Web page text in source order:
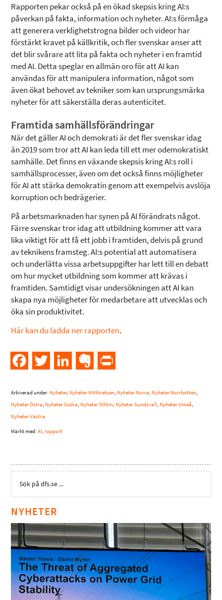
Rapporten pekar också på en ökad skepsis kring AI:s
påverkan på fakta, information och nyheter. AI:s förmåga
att generera verklighetstrogna bilder och videor har
förstärkt kravet på källkritik, och fler svenskar anser att
det blir svårare att lita på fakta och nyheter i en framtid
med AI. Detta speglar en allmän oro för att AI kan
användas för att manipulera information, något som
även ökat behovet av tekniker som kan ursprungsmärka
nyheter för att säkerställa deras autenticitet.
Framtida samhällsförändringar
När det gäller AI och demokrati är det fler svenskar idag
än 2019 som tror att AI kan leda till ett mer odemokratiskt
samhälle. Det finns en växande skepsis kring AI:s roll i
samhällsprocesser, även om det också finns möjligheter
för AI att stärka demokratin genom att exempelvis avslöja
korruption och bedrägerier.
På arbetsmarknaden har synen på AI förändrats något.
Färre svenskar tror idag att utbildning kommer att vara
lika viktigt för att få ett jobb i framtiden, delvis på grund
av teknikens framsteg. AI:s potential att automatisera
och underlätta vissa arbetsuppgifter har lett till en debatt
om hur mycket utbildning som kommer att krävas i
framtiden. Samtidigt visar undersökningen att AI kan
skapa nya möjligheter för medarbetare att utvecklas och
öka sin produktivitet.
Här kan du ladda ner rapporten.
FacebookTwitter LinkedInEvernote
Arkiverad under: Nyheter, Nyheter Mittkretsen, Nyheter Norra, Nyheter Norrbotten,
Nyheter Östra, Nyheter Södra, Nyheter Sthlm, Nyheter Sundsvall, Nyheter Umeå,
Nyheter Västra
Märkt med:AI,rapport
NYHETER